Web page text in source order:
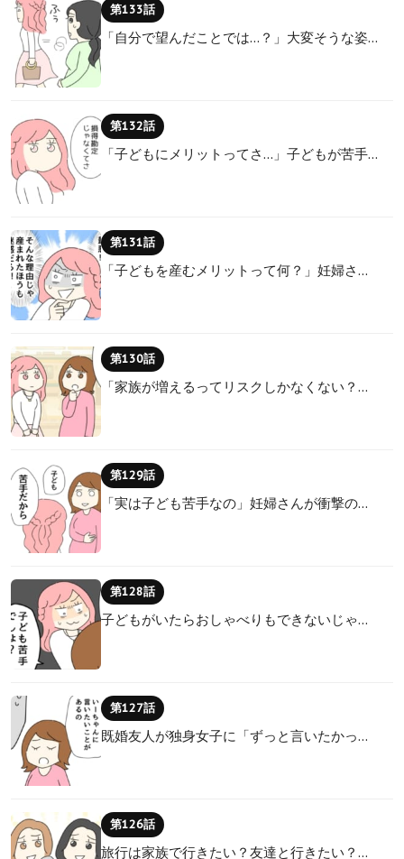
第133話
「自分で望んだことでは…？」大変そうな姿…
第132話
「子どもにメリットってさ…」子どもが苦手…
第131話
「子どもを産むメリットって何？」妊婦さ…
第130話
「家族が増えるってリスクしかなくない？…
第129話
「実は子ども苦手なの」妊婦さんが衝撃の…
第128話
子どもがいたらおしゃべりもできないじゃ…
第127話
既婚友人が独身女子に「ずっと言いたかっ…
第126話
旅行は家族で行きたい？友達と行きたい？…